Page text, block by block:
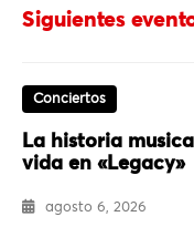
Siguientes
Conciertos
La historia
vida en «Legacy»
agosto 6, 2026